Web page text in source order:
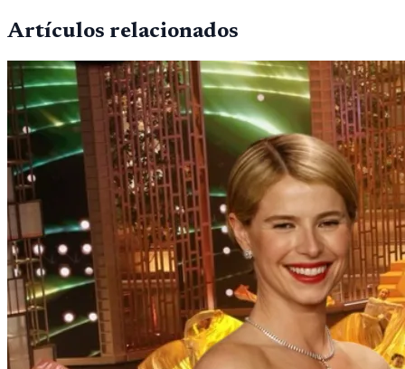
Artículos relacionados